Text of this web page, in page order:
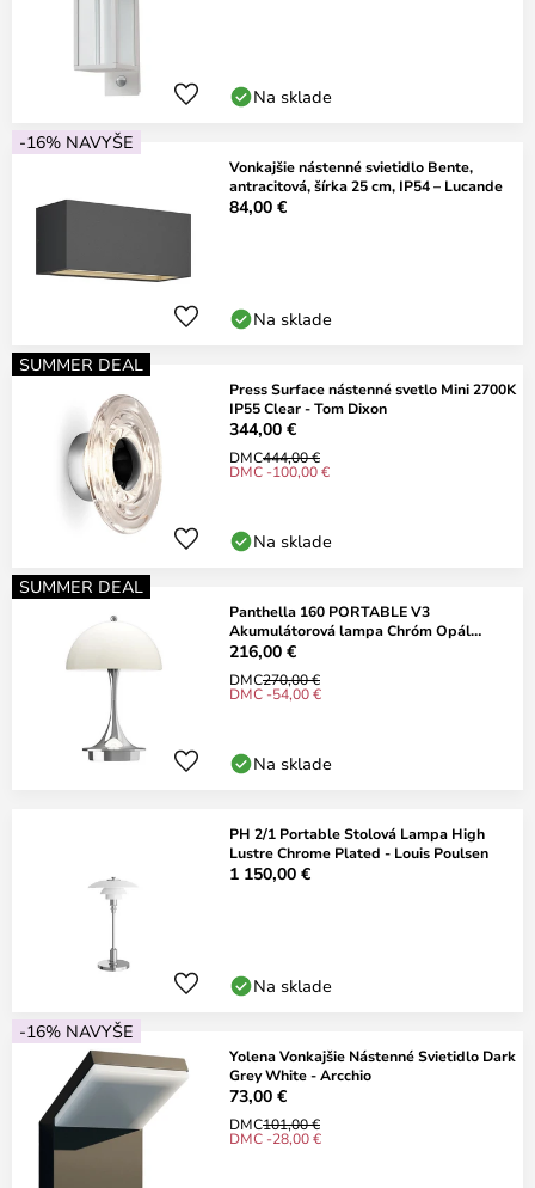
Na sklade
-16% NAVYŠE
Vonkajšie nástenné svietidlo Bente,
antracitová, šírka 25 cm, IP54 – Lucande
84,00 €
Na sklade
SUMMER DEAL
Press Surface nástenné svetlo Mini 2700K
IP55 Clear - Tom Dixon
344,00 €
DMC444,00 €
DMC -100,00 €
Na sklade
SUMMER DEAL
Panthella 160 PORTABLE V3
Akumulátorová lampa Chróm Opál
Béžová - Louis Poulsen
216,00 €
DMC270,00 €
DMC -54,00 €
Na sklade
PH 2/1 Portable Stolová Lampa High
Lustre Chrome Plated - Louis Poulsen
1 150,00 €
Na sklade
-16% NAVYŠE
Yolena Vonkajšie Nástenné Svietidlo Dark
Grey White - Arcchio
73,00 €
DMC101,00 €
DMC -28,00 €